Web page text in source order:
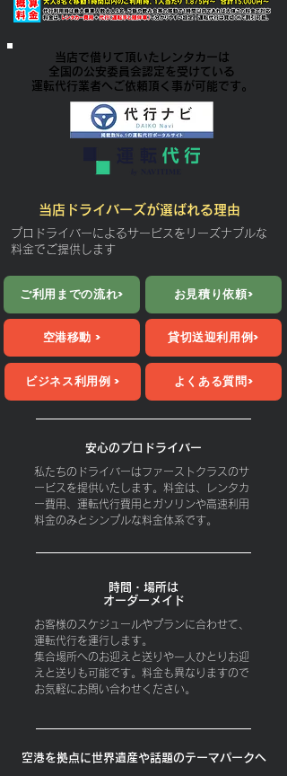
当店で借りて頂いたレンタカーは
全国の公安委員会認定を受けている
​運転代行業者へご依頼頂く事が可能です。
当店ドライバーズが選ばれる理由
プロドライバーによるサービスをリーズナブルな
料金でご提供します
ご利用までの流れ> お見積り依頼>
空港移動 > 貸切送迎利用例>
ビジネス利用例 > よくある質問>
安心のプロドライバー
私たちのドライバーはファーストクラスのサ
ービスを提供いたします。 料金は、レンタカ
ー費用、運転代行費用とガソリンや高速利用
料金のみとシンプルな料金体系です。
時間・場所は
オーダーメイド
お客様のスケジュールやプランに合わせて、
運転代行を運行します。
集合場所へのお迎えと送りや一人ひとりお迎
えと送りも可能です。料金も異なりますので
お気軽にお問い合わせください。
空港を拠点に世界遺産や話題のテーマパークへ